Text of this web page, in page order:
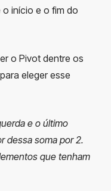
início e o fim do
o Pivot dentre os
eleger esse
e o último
dessa soma por 2.
que tenham